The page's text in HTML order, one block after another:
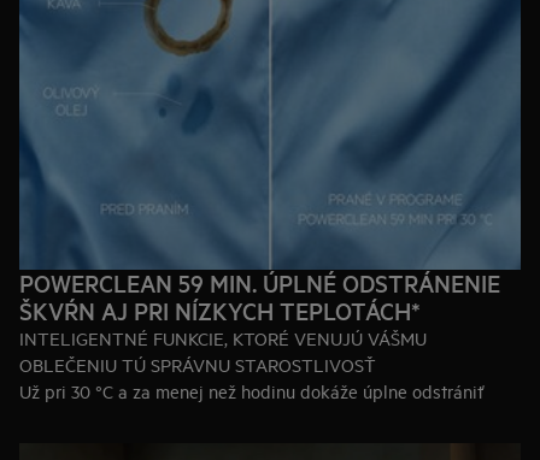
POWERCLEAN 59 MIN. ÚPLNÉ ODSTRÁNENIE
ŠKVŔN AJ PRI NÍZKYCH TEPLOTÁCH*
INTELIGENTNÉ FUNKCIE, KTORÉ VENUJÚ VÁŠMU
OBLEČENIU TÚ SPRÁVNU STAROSTLIVOSŤ
Už pri 30 °C a za menej než hodinu dokáže úplne odstrániť
prostriedok dostane ku každému vláknu, takže krátky cyklus je